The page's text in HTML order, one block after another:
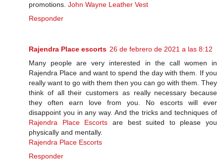
promotions. John Wayne Leather Vest
Responder
Rajendra Place escorts 26 de febrero de 2021 a las 8:12
Many people are very interested in the call women in
Rajendra Place and want to spend the day with them. If you
really want to go with them then you can go with them. They
think of all their customers as really necessary because
they often earn love from you. No escorts will ever
disappoint you in any way. And the tricks and techniques of
Rajendra Place Escorts are best suited to please you
physically and mentally.
Rajendra Place Escorts
Responder